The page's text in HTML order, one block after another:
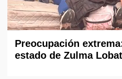
Preocupación
estado de Zulma